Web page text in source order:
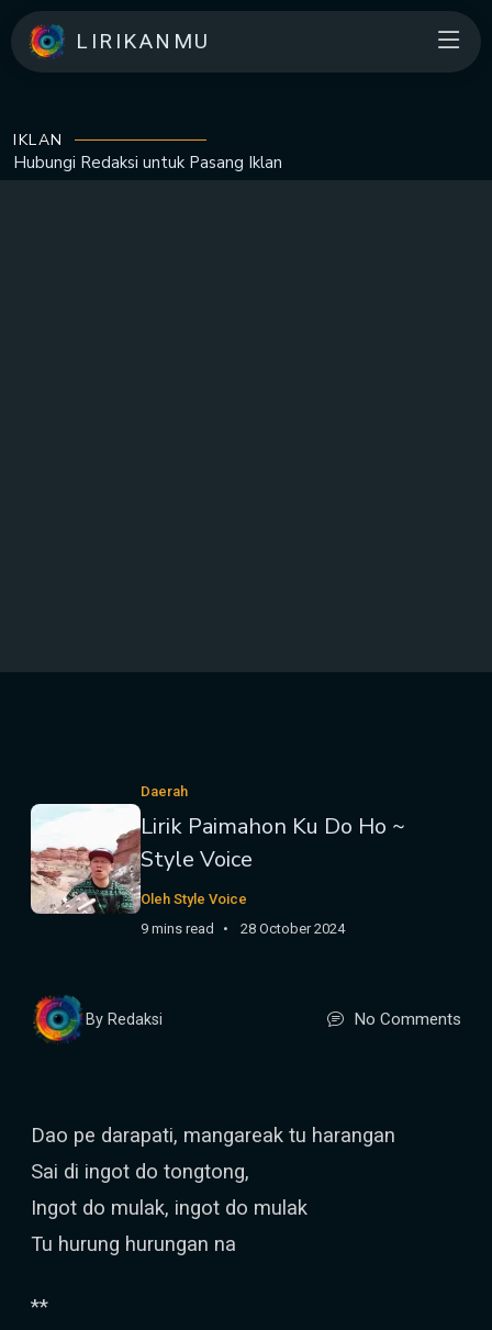
LIRIKANMU
IKLAN
Hubungi Redaksi untuk Pasang Iklan
Daerah
Lirik Paimahon Ku Do Ho ~
Style Voice
Oleh Style Voice
9 mins read
28 October 2024
By Redaksi No Comments
Dao pe darapati, mangareak tu harangan
Sai di ingot do tongtong,
Ingot do mulak, ingot do mulak
Tu hurung hurungan na
**